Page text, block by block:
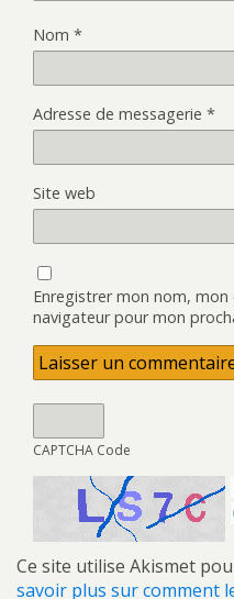
Nom *
Adresse de messagerie *
Site web
Enregistrer mon nom,
navigateur pour mon
CAPTCHA Code
Ce site utilise Akismet
savoir plus sur comment